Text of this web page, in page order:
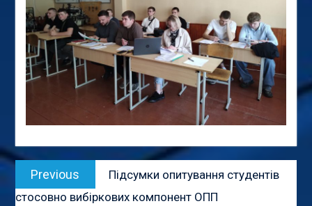
Навігація
записів
Previous
post:
Підсумки опитування студентів
стосовно вибіркових компонент ОПП